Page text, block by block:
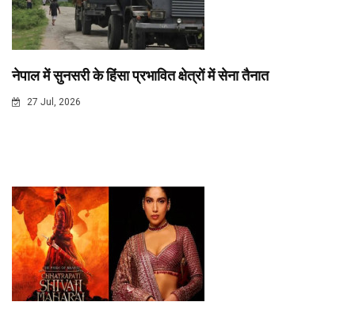
नेपाल में सुनसरी के हिंसा प्रभावित क्षेत्रों में सेना तैनात
27 Jul, 2026